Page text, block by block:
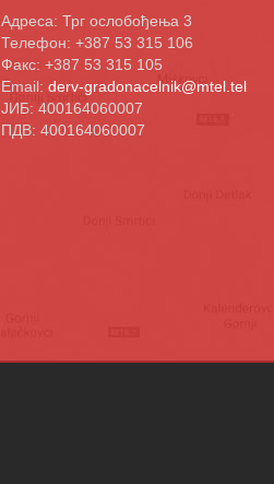
Адреса: Трг ослобођења 3
Телефон: +387 53 315 106
Факс: +387 53 315 105
Email: derv-gradonacelnik@mtel.tel
ЈИБ: 400164060007
ПДВ: 400164060007